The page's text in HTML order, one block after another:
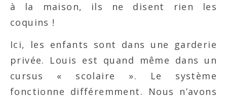
à la maison, ils ne disent rien les
coquins !
Ici, les enfants sont dans une garderie
privée. Louis est quand même dans un
cursus « scolaire ». Le système
fonctionne différemment. Nous n’avons